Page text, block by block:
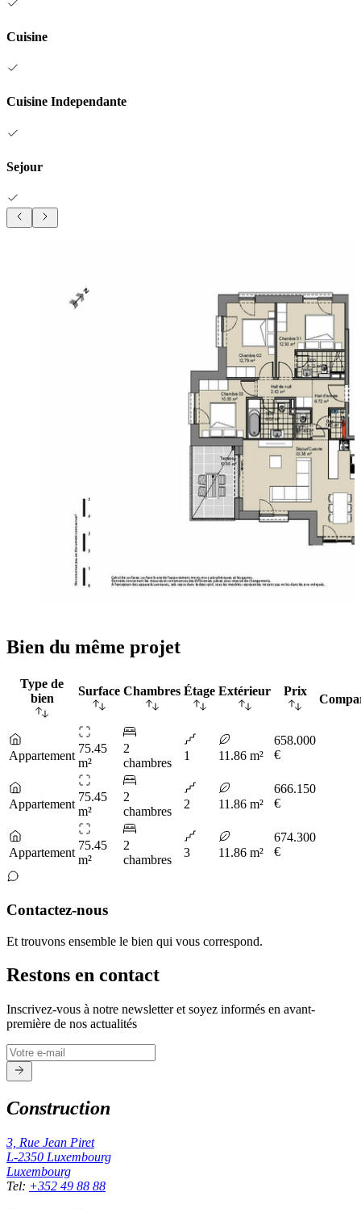
Cuisine
Cuisine Independante
Sejour
Bien du même projet
Type de
bien
Surface Chambres Étage Extérieur Prix
Appartement
75.45
m²
2
chambres
1 11.86 m²
658.000
€
Appartement
75.45
m²
2
chambres
2 11.86 m²
666.150
€
Appartement
75.45
m²
2
chambres
3 11.86 m²
674.300
€
Contactez-nous
Et trouvons ensemble le bien qui vous correspond.
Restons en contact
Inscrivez-vous à notre newsletter et soyez informés en avant-
première de nos actualités
Construction
3, Rue Jean Piret
L-2350 Luxembourg
Luxembourg
Tel: +352 49 88 88